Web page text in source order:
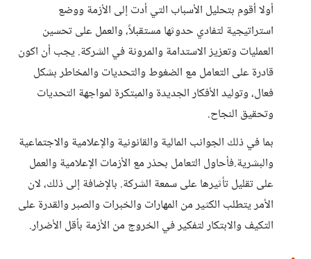
أولا أقوم بتحليل الأسباب التي أدت إلى الأزمة ووضع
استراتيجية لتفادي حدوثها مستقبلاً، والعمل على تحسين
العمليات وتعزيز الاستدامة والمرونة في الشركة. يجب أن اكون
قادرة على التعامل مع الضغوط والتحديات والمخاطر بشكل
فعال، وتوليد الأفكار الجديدة والمبتكرة لمواجهة التحديات
وتحقيق النجاح.
بما في ذلك الجوانب المالية والقانونية والإعلامية والاجتماعية
والبشرية.فأحاول التعامل بحذر مع الأزمات الإعلامية والعمل
على تقليل تأثيرها على سمعة الشركة. بالإضافة إلى ذلك، لان
الأمر يتطلب الكثير من المهارات والخبرات والصبر والقدرة على
التكيف والابتكار لتفكير في الخروج من الأزمة بأقل الأضرار.